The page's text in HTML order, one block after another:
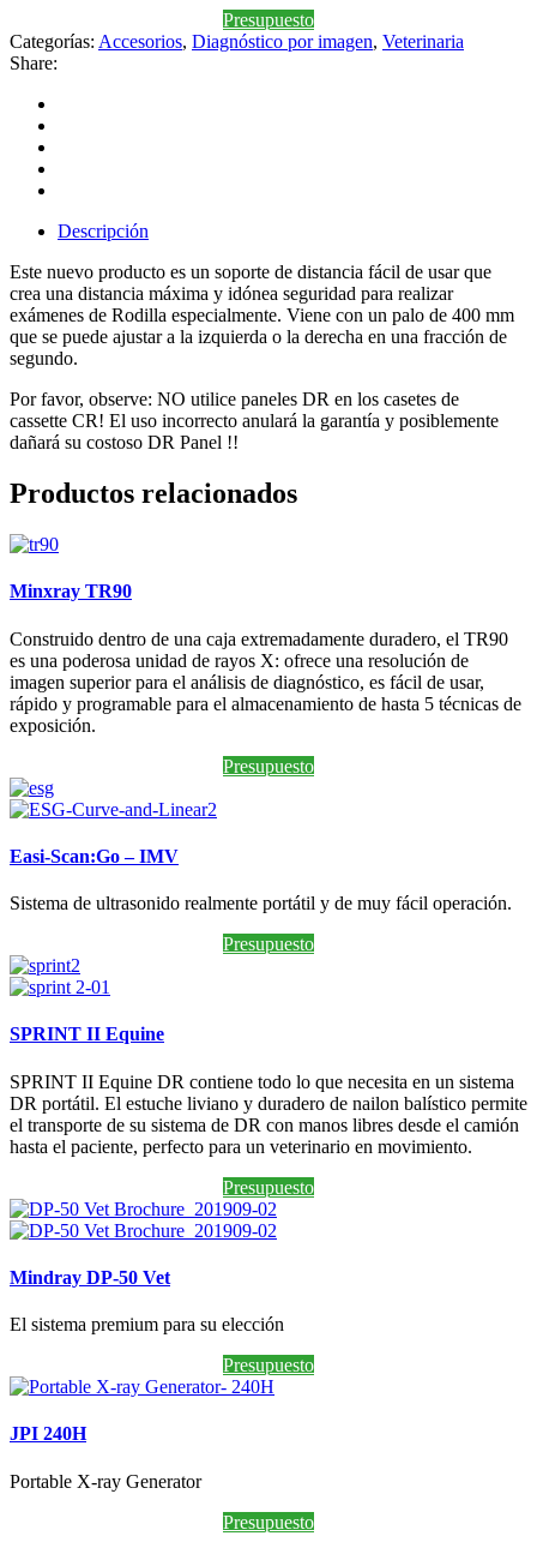
Presupuesto
Categorías: Accesorios, Diagnóstico por imagen, Veterinaria
Share:
Descripción
Este nuevo producto es un soporte de distancia fácil de usar que
crea una distancia máxima y idónea seguridad para realizar
exámenes de Rodilla especialmente. Viene con un palo de 400 mm
que se puede ajustar a la izquierda o la derecha en una fracción de
segundo.
Por favor, observe: NO utilice paneles DR en los casetes de
cassette CR! El uso incorrecto anulará la garantía y posiblemente
dañará su costoso DR Panel !!
Productos relacionados
Minxray TR90
Construido dentro de una caja extremadamente duradero, el TR90
es una poderosa unidad de rayos X: ofrece una resolución de
imagen superior para el análisis de diagnóstico, es fácil de usar,
rápido y programable para el almacenamiento de hasta 5 técnicas de
exposición.
Presupuesto
Easi-Scan:Go – IMV
Sistema de ultrasonido realmente portátil y de muy fácil operación.
Presupuesto
SPRINT II Equine
SPRINT II Equine DR contiene todo lo que necesita en un sistema
DR portátil. El estuche liviano y duradero de nailon balístico permite
el transporte de su sistema de DR con manos libres desde el camión
hasta el paciente, perfecto para un veterinario en movimiento.
Presupuesto
Mindray DP-50 Vet
El sistema premium para su elección
Presupuesto
JPI 240H
Portable X-ray Generator
Presupuesto